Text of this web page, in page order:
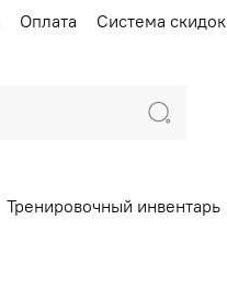
Оплата Система скидок
Тренировочный инвентарь